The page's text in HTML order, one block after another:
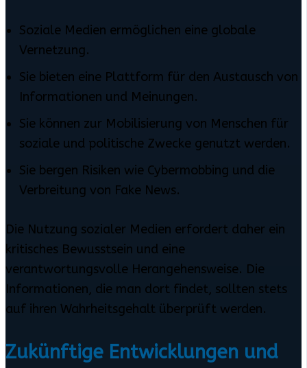
Soziale Medien ermöglichen eine globale
Vernetzung.
Sie bieten eine Plattform für den Austausch von
Informationen und Meinungen.
Sie können zur Mobilisierung von Menschen für
soziale und politische Zwecke genutzt werden.
Sie bergen Risiken wie Cybermobbing und die
Verbreitung von Fake News.
Die Nutzung sozialer Medien erfordert daher ein
kritisches Bewusstsein und eine
verantwortungsvolle Herangehensweise. Die
Informationen, die man dort findet, sollten stets
auf ihren Wahrheitsgehalt überprüft werden.
Zukünftige Entwicklungen und